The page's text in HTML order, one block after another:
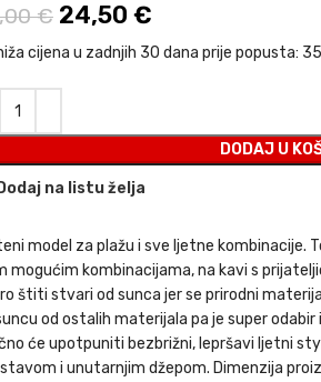
€ Izvorna cijena bila je:
24,50 €
cijena u zadnjih 30 dana prije popusta:
DODAJ U
Dodaj na listu želja
model za plažu i sve ljetne kombinacije.
mogućim kombinacijama, na kavi s
štiti stvari od sunca jer se prirodni
od ostalih materijala pa je super
će upotpuniti bezbrižni, lepršavi ljetni
i unutarnjim džepom. Dimenzija